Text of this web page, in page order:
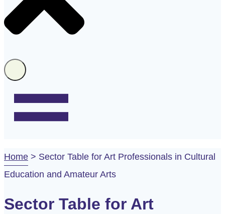
Home > Sector Table for Art Professionals in Cultural
Education and Amateur Arts
Sector Table for Art